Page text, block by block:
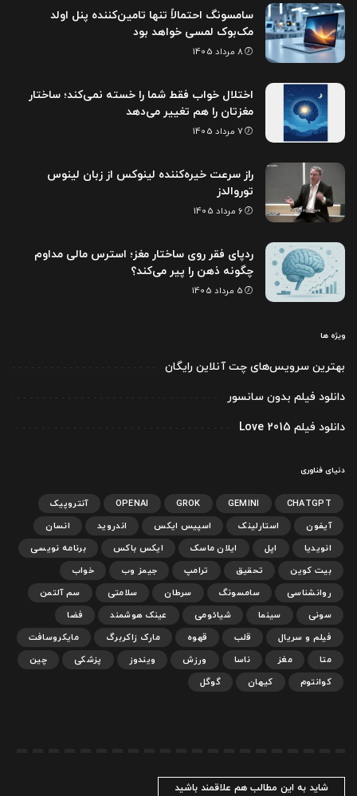
سامسونگ احتمالاً تنها تامین‌کننده پنل اولد
مک‌بوک لمسی خواهد بود
8 مرداد 1405
اختلال خواب فقط شما را خسته نمی‌کند؛ ساختار
مغزتان را هم تغییر می‌دهد
7 مرداد 1405
راز سرعت خیره‌کننده لینوکس از زبان لینوس
توروالدز
6 مرداد 1405
ردپای فقر روی ساختار مغز؛ استرس مالی مداوم
چگونه ذهن را پیر می‌کند؟
5 مرداد 1405
ویژه ها
بهترین سرویس‌های چت آنلاین رایگان
دانلود فیلم بدون سانسور
دانلود فیلم Love 2015
دنیای فناوری
CHATGPT
GEMINI
GROK
OPENAI
آنتروپیک
آیفون
استارلینک اسپیس ایکس اندروید
انسان
انویدیا
اپل ایلان ماسک ایکس باکس
برنامه نویسی
بیت کوین
تحقیق ترامپ جیمز وب
خواب
روانشناسی
سامسونگ سرطان سلامتی
سم آلتمن
سونی
سینما شیائومی عینک هوشمند
فضا
فیلم و سریال
قلب قهوه مارک زاکربرگ
مایکروسافت
متا
مغز ناسا ورزش ویندوز پزشکی
چین
کوانتوم
کیهان گوگل
شاید به این مطالب هم علاقمند باشید